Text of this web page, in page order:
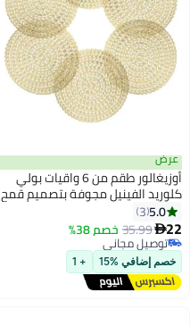
طقم من 6 واقيات بولي
بتصميم قمح
وحصائر
الشكر، زينة
of 6 Acrylic Drink
Tabletop
Home Counter,
Room, Living
Coffee Table
5.0
1
توصيل مجاني
خصم إضافي %15